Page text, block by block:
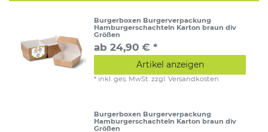
Burgerboxen Burgerverpackung
Hamburgerschachteln Karton braun div
Größen
ab 24,90 € *
Artikel anzeigen
* inkl. ges. MwSt. zzgl.Versandkosten
Burgerboxen Burgerverpackung
Hamburgerschachteln Karton braun div
Größen